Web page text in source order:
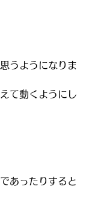
うようになりま
て動くようにし
あったりすると